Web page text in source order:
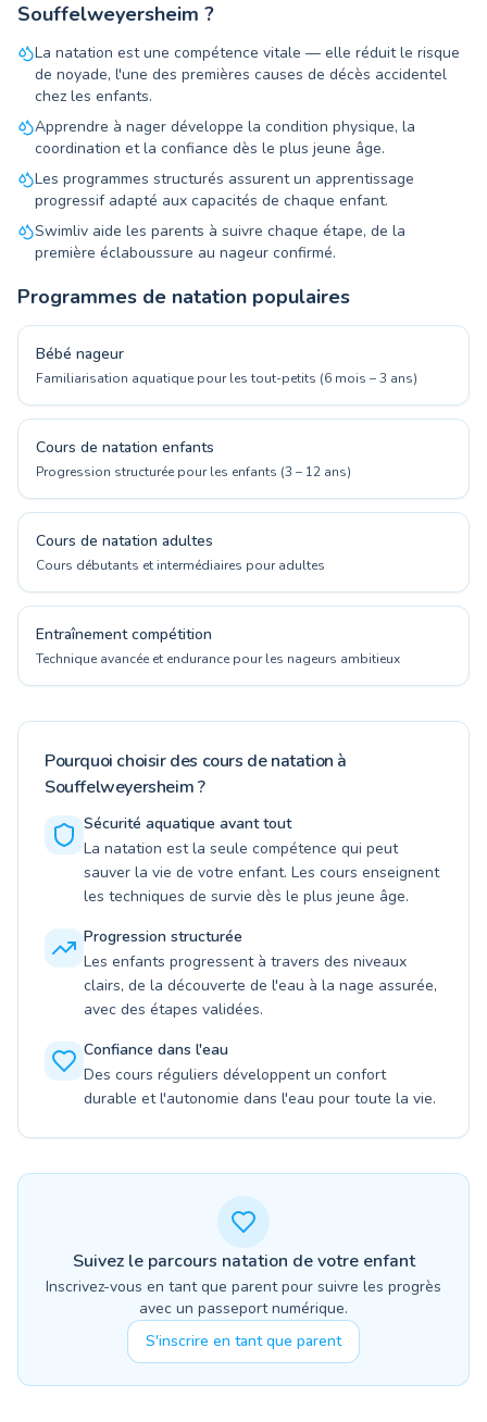
Souffelweyersheim ?
La natation est une compétence vitale — elle réduit le risque
de noyade, l'une des premières causes de décès accidentel
chez les enfants.
Apprendre à nager développe la condition physique, la
coordination et la confiance dès le plus jeune âge.
Les programmes structurés assurent un apprentissage
progressif adapté aux capacités de chaque enfant.
Swimliv aide les parents à suivre chaque étape, de la
première éclaboussure au nageur confirmé.
Programmes de natation populaires
Bébé nageur
Familiarisation aquatique pour les tout-petits (6 mois – 3 ans)
Cours de natation enfants
Progression structurée pour les enfants (3 – 12 ans)
Cours de natation adultes
Cours débutants et intermédiaires pour adultes
Entraînement compétition
Technique avancée et endurance pour les nageurs ambitieux
Pourquoi choisir des cours de natation à
Souffelweyersheim ?
Sécurité aquatique avant tout
La natation est la seule compétence qui peut
sauver la vie de votre enfant. Les cours enseignent
les techniques de survie dès le plus jeune âge.
Progression structurée
Les enfants progressent à travers des niveaux
clairs, de la découverte de l'eau à la nage assurée,
avec des étapes validées.
Confiance dans l'eau
Des cours réguliers développent un confort
durable et l'autonomie dans l'eau pour toute la vie.
Suivez le parcours natation de votre enfant
Inscrivez-vous en tant que parent pour suivre les progrès
avec un passeport numérique.
S'inscrire en tant que parent